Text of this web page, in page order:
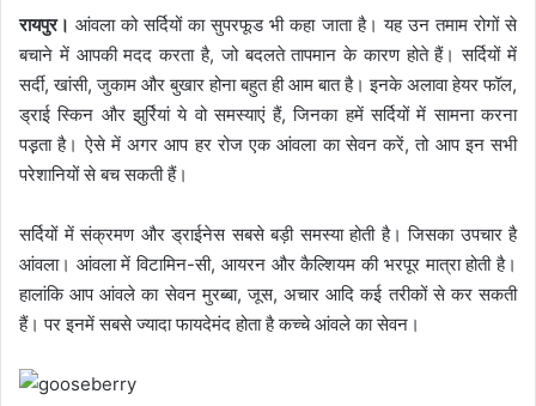
रायपुर। आंवला को सर्दियों का सुपरफूड भी कहा जाता है। यह उन तमाम रोगों से
बचाने में आपकी मदद करता है, जो बदलते तापमान के कारण होते हैं। सर्दियों में
सर्दी, खांसी, जुकाम और बुखार होना बहुत ही आम बात है। इनके अलावा हेयर फॉल,
ड्राई स्‍किन और झुर्रियां ये वो समस्‍याएं हैं, जिनका हमें सर्दियों में सामना करना
पड़़ता है। ऐसे में अगर आप हर रोज एक आंवला का सेवन करें, तो आप इन सभी
परेशानियों से बच सकती हैं।
सर्दियों में संक्रमण और ड्राईनेस सबसे बड़ी समस्‍या होती है। जिसका उपचार है
आंवला। आंवला में विटामिन-सी, आयरन और कैल्शियम की भरपूर मात्रा होती है।
हालांकि आप आंवले का सेवन मुरब्बा, जूस, अचार आदि कई तरीकों से कर सकती
हैं। पर इनमें सबसे ज्‍यादा फायदेमंद होता है कच्‍चे आंवले का सेवन।